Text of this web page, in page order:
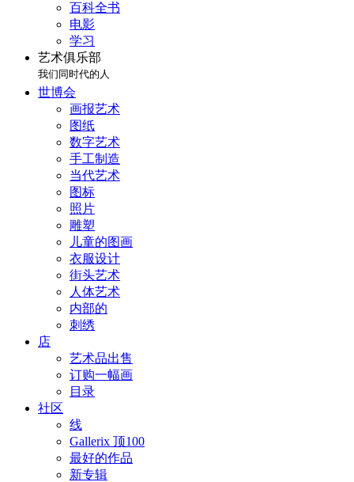
百科全书
电影
学习
艺术俱乐部
我们同时代的人
世博会
画报艺术
图纸
数字艺术
手工制造
当代艺术
图标
照片
雕塑
儿童的图画
衣服设计
街头艺术
人体艺术
内部的
刺绣
店
艺术品出售
订购一幅画
目录
社区
线
Gallerix 顶100
最好的作品
新专辑